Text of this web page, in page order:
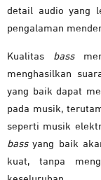
detail audio yang
pengalaman
Kualitas bass
menghasilkan
yang baik dapat
pada musik,
seperti musik
bassyang baik
kuat, tanpa